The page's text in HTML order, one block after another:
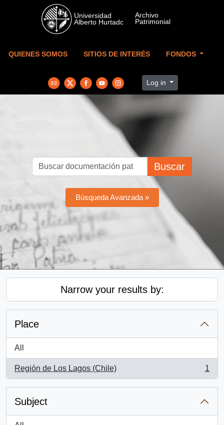
Skip to main content
QUIENES SOMOS SITIOS DE INTERÉS FONDOS
Log in
Buscar
Búsqueda Avanzada »
Narrow your results by:
Place
All
Región de Los Lagos (Chile)
, 1 results
1
Subject